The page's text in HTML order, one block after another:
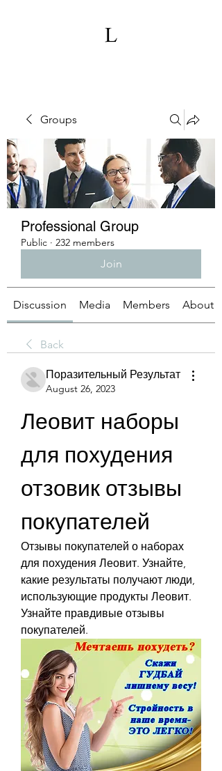
Groups
Professional Group
Public · 232 members
Join
Discussion Media Members About
Back
Поразительный Результат
August 26, 2023
Леовит наборы
для похудения
отзовик отзывы
покупателей
Отзывы покупателей о наборах
для похудения Леовит. Узнайте,
какие результаты получают люди,
использующие продукты Леовит.
Узнайте правдивые отзывы
покупателей.